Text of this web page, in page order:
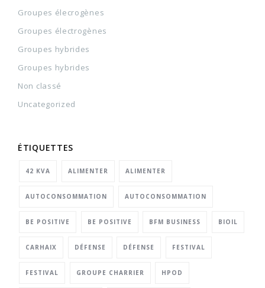
Groupes élecrogènes
Groupes électrogènes
Groupes hybrides
Groupes hybrides
Non classé
Uncategorized
ÉTIQUETTES
42 KVA ALIMENTER ALIMENTER
AUTOCONSOMMATION AUTOCONSOMMATION
BE POSITIVE BE POSITIVE BFM BUSINESS BIOIL
CARHAIX DÉFENSE DÉFENSE FESTIVAL
FESTIVAL GROUPE CHARRIER HPOD